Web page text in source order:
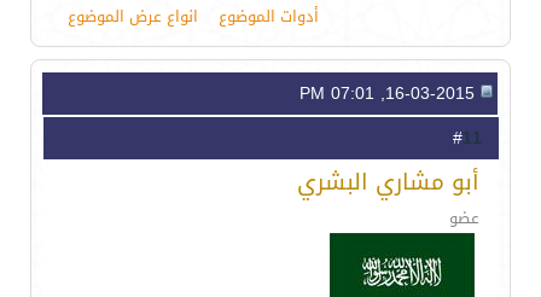
أدوات الموضوع انواع عرض الموضوع
11
أبو مشاري البشري
عضو